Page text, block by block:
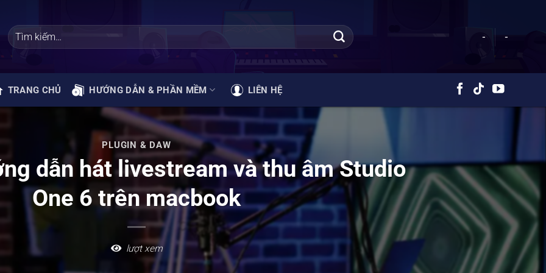
- -
TRANG CHỦ HƯỚNG DẪN & PHẦN MỀM LIÊN HỆ
PLUGIN & DAW
dẫn hát livestream và thu âm Studio
One 6 trên macbook
lượt xem